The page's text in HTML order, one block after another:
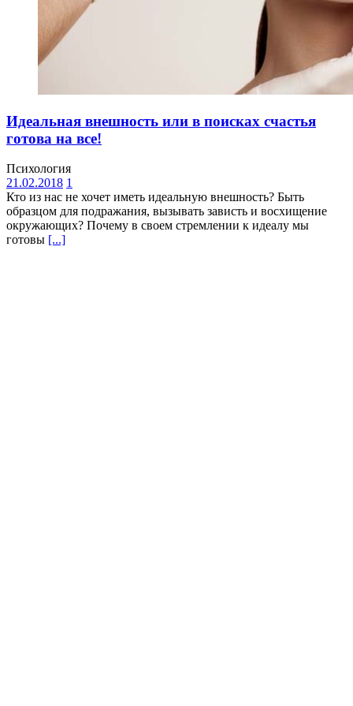
Идеальная внешность или в поисках счастья
готова на все!
Психология
21.02.2018 1
Кто из нас не хочет иметь идеальную внешность? Быть
образцом для подражания, вызывать зависть и восхищение
окружающих? Почему в своем стремлении к идеалу мы
готовы [...]